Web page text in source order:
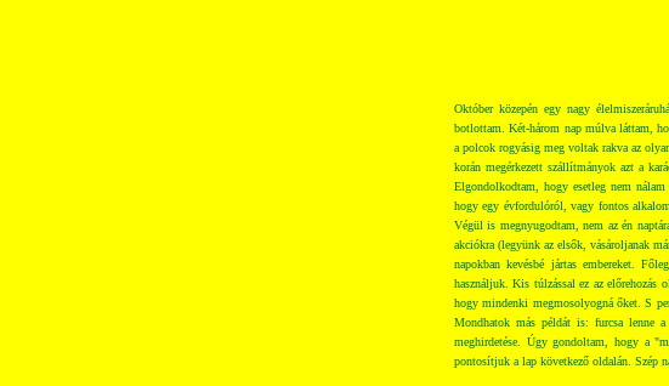
Október közepén egy nagy
botlottam. Két-három nap múlva láttam,
a polcok rogyásig meg voltak rakva az
korán megérkezett szállítmányok azt a
Elgondolkodtam, hogy esetleg nem
hogy egy évfordulóról, vagy fontos
Végül is megnyugodtam, nem az én
akciókra (legyünk az elsők, vásároljanak
napokban kevésbé jártas embereket.
használjuk. Kis túlzással ez az előrehozás
hogy mindenki megmosolyogná őket. S
Mondhatok más példát is: furcsa lenne
meghirdetése. Úgy gondoltam, hogy a
pontosítjuk a lap következő oldalán. Szép